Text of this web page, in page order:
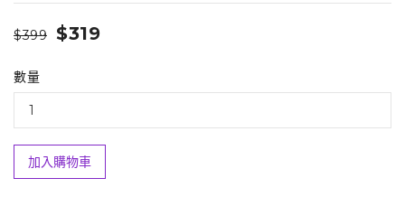
$399 $319
數量
加入購物車